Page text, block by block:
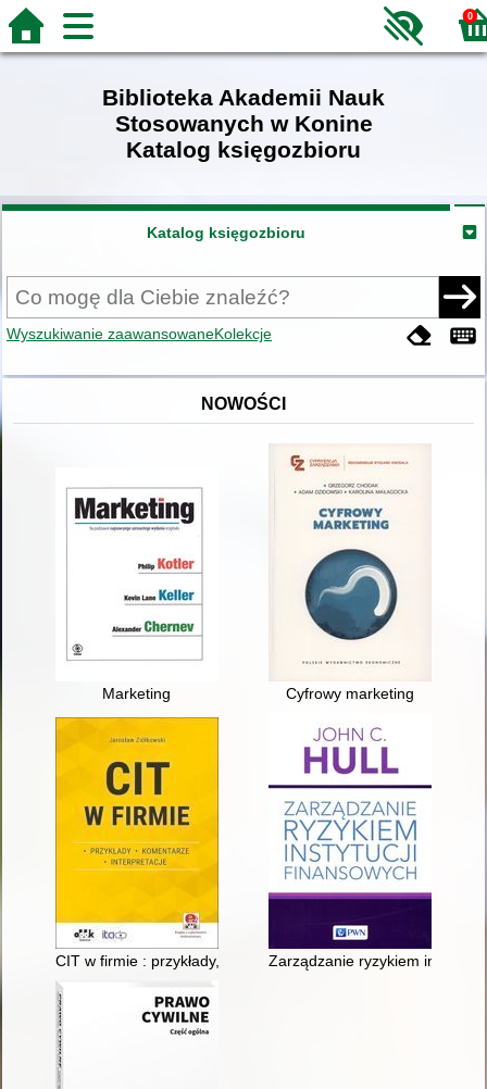
0
Biblioteka Akademii Nauk
Stosowanych w Konine
Katalog księgozbioru
Katalog księgozbioru
Wyszukiwanie zaawansowaneKolekcje
NOWOŚCI
Marketing Cyfrowy marketing
CIT w firmie : przykłady, komentarze, interpretacje : (z
Zarządzanie ryzykiem